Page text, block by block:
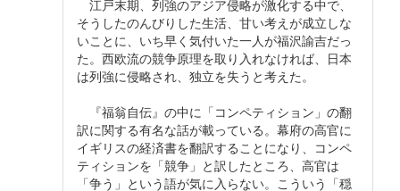
江戸末期、列強のアジア侵略が激化する中で、
そうしたのんびりした生活、甘い考えが成立しな
いことに、いち早く気付いた一人が福沢諭吉だっ
た。西欧流の競争原理を取り入れなければ、日本
は列強に侵略され、独立を失うと考えた。
『福翁自伝』の中に「コンペティション」の翻
訳に関する有名な話が載っている。幕府の高官に
イギリスの経済書を翻訳することになり、コンペ
ティションを「競争」と訳したところ、高官は
「争う」という語が気に入らない。こういう「穏